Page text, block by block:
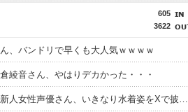
605
3622
、バンドリで早くも大人気ｗｗｗｗ
倉綾音さん、やはりデカかった・・・
【ウマ娘】新人女性声優さん、いきなり水着姿をXで披露ｗｗｗｗ